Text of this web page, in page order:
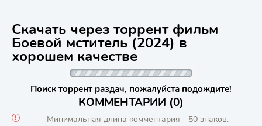
Скачать через торрент фильм
Боевой мститель (2024) в
хорошем качестве
Поиск торрент раздач, пожалуйста подождите!
КОММЕНТАРИИ (0)
Минимальная длина комментария - 50 знаков.